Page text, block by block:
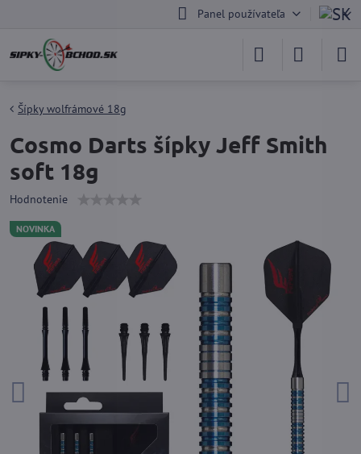
Panel používateľa
NOVINKA
Šípky wolfrámové 18g
Cosmo Darts šípky Jeff Smith
soft 18g
Hodnotenie